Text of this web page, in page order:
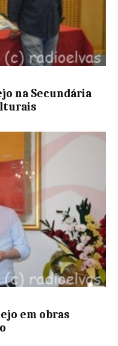
na Secundária
em obras